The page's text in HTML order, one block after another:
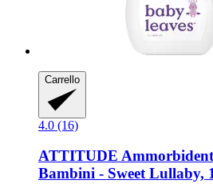
Carrello
4.0 (16)
ATTITUDE
Bambini -​ Sweet Lullaby,